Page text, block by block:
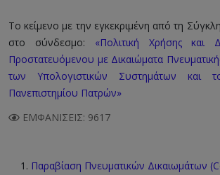
Tο κείμενο με την εγκεκριμένη από τη
στο σύνδεσμο: «Πολιτική Χρήσης και
Προστατευόμενου με Δικαιώματα
των Υπολογιστικών Συστημάτων και
Πανεπιστημίου Πατρών»
ΕΜΦΑΝΊΣΕΙΣ: 9617
Παραβίαση Πνευματικών Δικαιωμάτων